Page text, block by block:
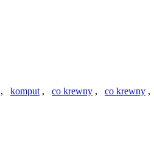
, komput, co krewny , co krewny ,